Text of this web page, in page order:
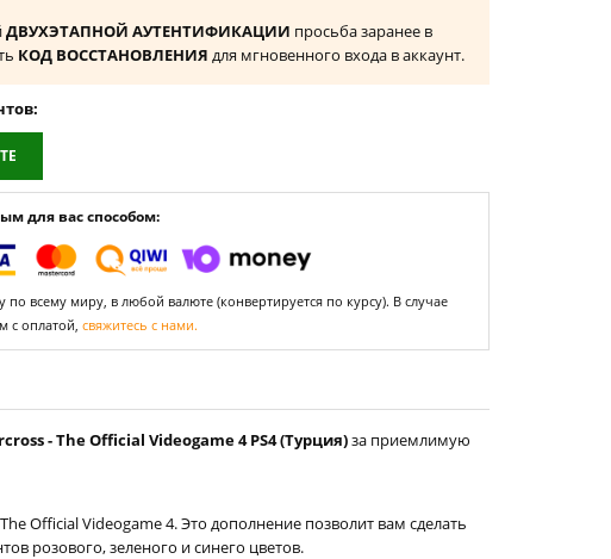
ДВУХЭТАПНОЙ АУТЕНТИФИКАЦИИ просьба заранее в
КОД ВОССТАНОВЛЕНИЯ для мгновенного входа в аккаунт.
для вас способом:
всему миру, в любой валюте (конвертируется по курсу). В случае
с оплатой, свяжитесь с нами.
- The Official Videogame 4 PS4 (Турция)за приемлимую
Official Videogame 4. Это дополнение позволит вам сделать
розового, зеленого и синего цветов.